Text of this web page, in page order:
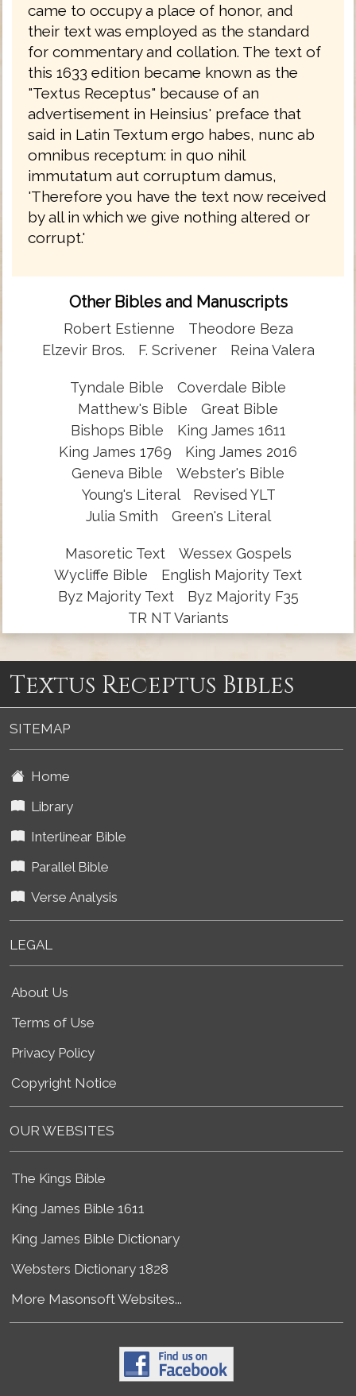
came to occupy a place of honor, and
their text was employed as the standard
for commentary and collation. The text of
this 1633 edition became known as the
"Textus Receptus" because of an
advertisement in Heinsius' preface that
said in Latin Textum ergo habes, nunc ab
omnibus receptum: in quo nihil
immutatum aut corruptum damus,
'Therefore you have the text now received
by all in which we give nothing altered or
corrupt.'
Other Bibles and Manuscripts
Robert Estienne
Theodore Beza
Elzevir Bros.
F. Scrivener Reina Valera
Tyndale Bible
Coverdale Bible
Matthew's Bible
Great Bible
Bishops Bible
King James 1611
King James 1769
King James 2016
Geneva Bible
Webster's Bible
Young's Literal
Revised YLT
Julia Smith
Green's Literal
Masoretic Text
Wessex Gospels
Wycliffe Bible
English Majority Text
Byz Majority Text
Byz Majority F35
TR NT Variants
Textus Receptus Bibles
SITEMAP
Home
Library
Interlinear Bible
Parallel Bible
Verse Analysis
LEGAL
About Us
Terms of Use
Privacy Policy
Copyright Notice
OUR WEBSITES
The Kings Bible
King James Bible 1611
King James Bible Dictionary
Websters Dictionary 1828
More Masonsoft Websites...